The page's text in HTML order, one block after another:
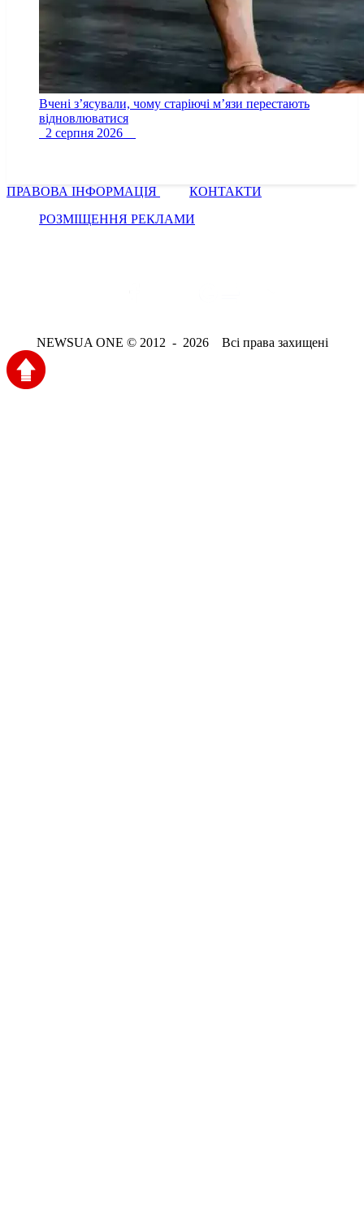
Вчені з’ясували, чому старіючі м’язи перестають
відновлюватися
2 серпня 2026
ПРАВОВА ІНФОРМАЦІЯ
КОНТАКТИ
РОЗМІЩЕННЯ РЕКЛАМИ
NEWSUA ONE © 2012 - 2026 Всі права захищені